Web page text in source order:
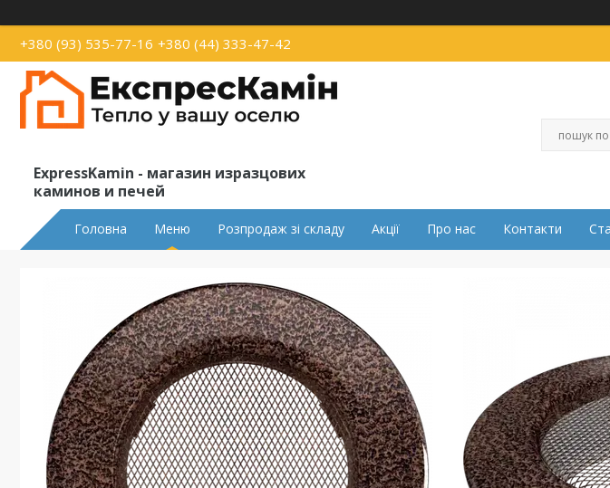
+380 (93) 535-77-16 +380 (44) 333-47-42
ExpressKamin - магазин изразцових
каминов и печей
Головна Меню Розпродаж зі складу Акції Про нас Контакти